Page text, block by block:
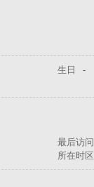
生日
-
最后访问
所在时区